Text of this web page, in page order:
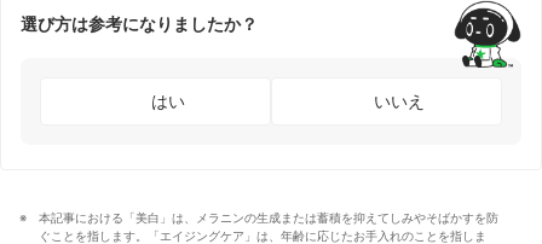
選び方は参考になりましたか？
はい いいえ
本記事における「美白」は、メラニンの生成または蓄積を抑えてしみやそばかすを防
ぐことを指します。「エイジングケア」は、年齢に応じたお手入れのことを指しま